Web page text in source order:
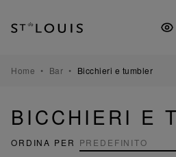
alla
navigazione
contenuto
piè
pagina
TAVOLA
DECORAZIONE
ILLUMINAZIONE
Home Bar Bicchieri e tumbler
BICCHIERI E
ORDINA PER